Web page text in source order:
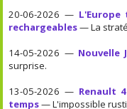
20-06-2026 —
rechargeables— La
14-05-2026 — Nouvelle
surprise.
13-05-2026 — Renault
temps— L'impossible